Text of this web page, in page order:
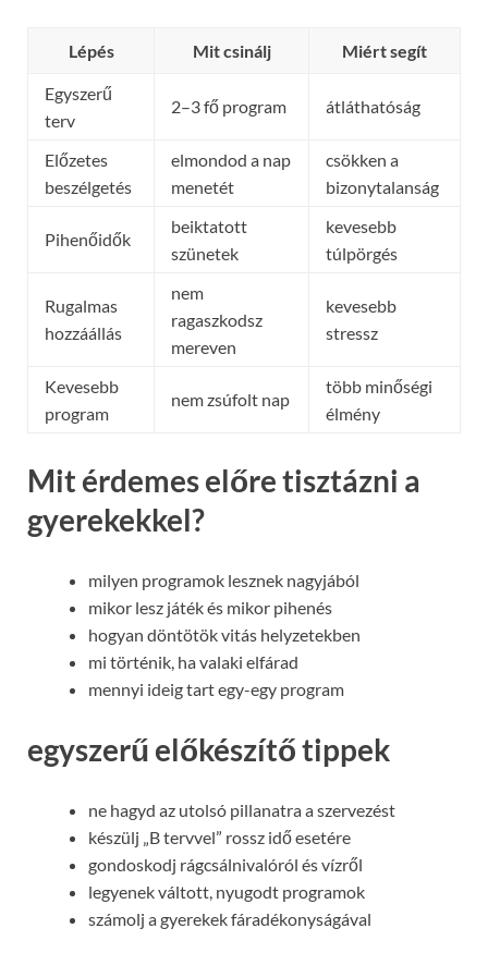
Lépés Mit csinálj Miért segít
Egyszerű
terv
2–3 fő program átláthatóság
Előzetes
beszélgetés
elmondod a nap
menetét
csökken a
bizonytalanság
Pihenőidők
beiktatott
szünetek
kevesebb
túlpörgés
Rugalmas
hozzáállás
nem
ragaszkodsz
mereven
kevesebb
stressz
Kevesebb
program
nem zsúfolt nap
több minőségi
élmény
Mit érdemes előre tisztázni a
gyerekekkel?
milyen programok lesznek nagyjából
mikor lesz játék és mikor pihenés
hogyan döntötök vitás helyzetekben
mi történik, ha valaki elfárad
mennyi ideig tart egy-egy program
egyszerű előkészítő tippek
ne hagyd az utolsó pillanatra a szervezést
készülj „B tervvel” rossz idő esetére
gondoskodj rágcsálnivalóról és vízről
legyenek váltott, nyugodt programok
számolj a gyerekek fáradékonyságával